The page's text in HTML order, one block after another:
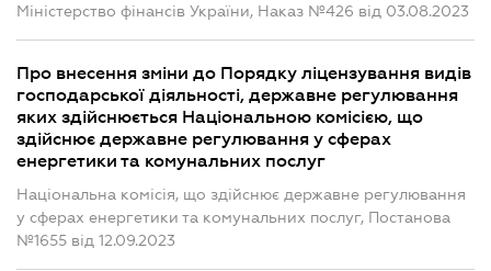
Міністерство фінансів України, Наказ №426 від 03.08.2023
Про внесення зміни до Порядку ліцензування видів
господарської діяльності, державне регулювання
яких здійснюється Національною комісією, що
здійснює державне регулювання у сферах
енергетики та комунальних послуг
Національна комісія, що здійснює державне регулювання
у сферах енергетики та комунальних послуг, Постанова
№1655 від 12.09.2023